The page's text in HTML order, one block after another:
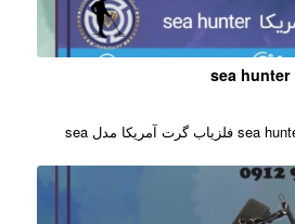
فلزیاب گرت آمریکا مدل sea hunter فلزیاب گرت آمریکا مدل sea